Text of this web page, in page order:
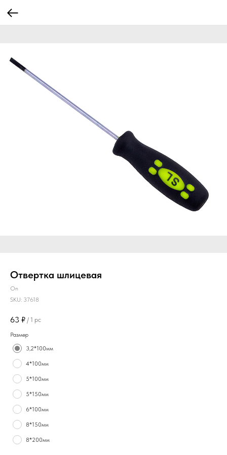
Отвертка шлицевая
On
SKU: 37618
63 ₽ / 1 pc
Размер
3,2*100мм
4*100мм
5*100мм
5*150мм
6*100мм
8*150мм
8*200мм